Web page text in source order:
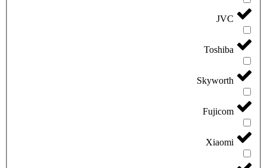
JVC
Toshiba
Skyworth
Fujicom
Xiaomi